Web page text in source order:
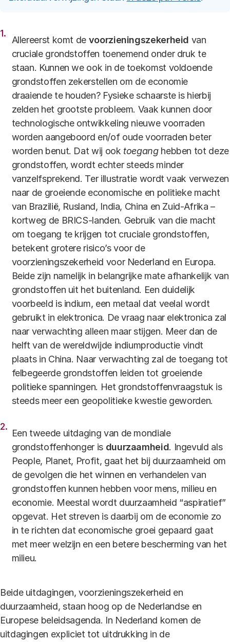
Allereerst komt de voorzieningszekerheid van
cruciale grondstoffen toenemend onder druk te
staan. Kunnen we ook in de toekomst voldoende
grondstoffen zekerstellen om de economie
draaiende te houden? Fysieke schaarste is hierbij
zelden het grootste probleem. Vaak kunnen door
technologische ontwikkeling nieuwe voorraden
worden aangeboord en/of oude voorraden beter
worden benut. Dat wij ook toegang hebben tot deze
grondstoffen, wordt echter steeds minder
vanzelfsprekend. Ter illustratie wordt vaak verwezen
naar de groeiende economische en politieke macht
van Brazilië, Rusland, India, China en Zuid-Afrika –
kortweg de BRICS-landen. Gebruik van die macht
om toegang te krijgen tot cruciale grondstoffen,
betekent grotere risico’s voor de
voorzieningszekerheid voor Nederland en Europa.
Beide zijn namelijk in belangrijke mate afhankelijk van
grondstoffen uit het buitenland. Een duidelijk
voorbeeld is indium, een metaal dat veelal wordt
gebruikt in elektronica. De vraag naar elektronica zal
naar verwachting alleen maar stijgen. Meer dan de
helft van de wereldwijde indiumproductie vindt
plaats in China. Naar verwachting zal de toegang tot
felbegeerde grondstoffen leiden tot groeiende
politieke spanningen. Het grondstoffenvraagstuk is
steeds meer een geopolitieke kwestie geworden.
Een tweede uitdaging van de mondiale
grondstoffenhonger is duurzaamheid. Ingevuld als
People, Planet, Profit, gaat het bij duurzaamheid om
de gevolgen die het winnen en verhandelen van
grondstoffen kunnen hebben voor mens, milieu en
economie. Meestal wordt duurzaamheid “aspiratief”
opgevat. Het streven is daarbij om de economie zo
in te richten dat economische groei gepaard gaat
met meer welzijn en een betere bescherming van het
milieu.
Beide uitdagingen, voorzieningszekerheid en
duurzaamheid, staan hoog op de Nederlandse en
Europese beleidsagenda. In Nederland komen de
uitdagingen expliciet tot uitdrukking in de